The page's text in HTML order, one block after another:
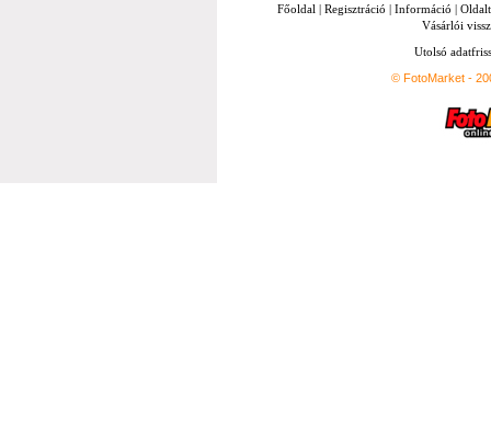
Főoldal | Regisztráció | Információ |
Vásárlói
Utolsó
© FotoMarket -